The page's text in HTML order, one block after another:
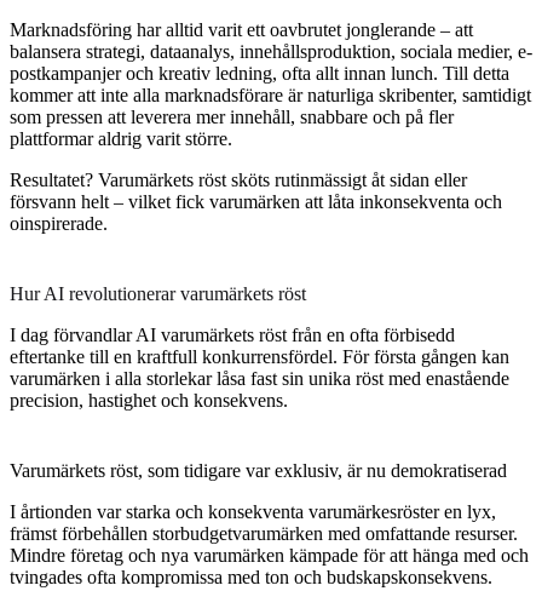
Marknadsföring har alltid varit ett oavbrutet jonglerande – att
balansera strategi, dataanalys, innehållsproduktion, sociala medier, e-
postkampanjer och kreativ ledning, ofta allt innan lunch. Till detta
kommer att inte alla marknadsförare är naturliga skribenter, samtidigt
som pressen att leverera mer innehåll, snabbare och på fler
plattformar aldrig varit större.
Resultatet? Varumärkets röst sköts rutinmässigt åt sidan eller
försvann helt – vilket fick varumärken att låta inkonsekventa och
oinspirerade.
Hur AI revolutionerar varumärkets röst
I dag förvandlar AI varumärkets röst från en ofta förbisedd
eftertanke till en kraftfull konkurrensfördel. För första gången kan
varumärken i alla storlekar låsa fast sin unika röst med enastående
precision, hastighet och konsekvens.
Varumärkets röst, som tidigare var exklusiv, är nu demokratiserad
I årtionden var starka och konsekventa varumärkesröster en lyx,
främst förbehållen storbudgetvarumärken med omfattande resurser.
Mindre företag och nya varumärken kämpade för att hänga med och
tvingades ofta kompromissa med ton och budskapskonsekvens.